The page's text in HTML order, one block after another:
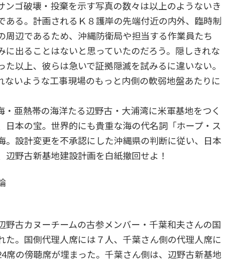
ゴ破壊・投棄を示す写真の数々は以上のようないき
ある。計画されるＫ８護岸の先端付近の内外、臨時制
周辺であるため、沖縄防衛局や担当する作業員たち
に出ることはないと思っていたのだろう。隠しきれな
以上、彼らは急いで証拠隠滅を試みるに違いない。
いような工事現場のもっと内側の軟弱地盤あたりに
亜熱帯の海洋たる辺野古・大浦湾に米軍基地をつく
日本の宝。世界的にも貴重な海の代名詞「ホープ・ス
。設計変更を不承認にした沖縄県の判断に従い、日本
野古新基地建設計画を白紙撤回せよ！
古カヌーチームの古参メンバー・千葉和夫さんの国
た。国側代理人席には７人、千葉さん側の代理人席に
席の傍聴席が埋まった。千葉さん側は、辺野古新基地